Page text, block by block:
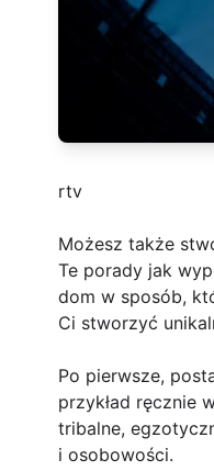
rtv
Możesz także
Te porady jak
dom w sposób,
Ci stworzyć
Po pierwsze,
przykład ręcznie
tribalne,
i osobowości.